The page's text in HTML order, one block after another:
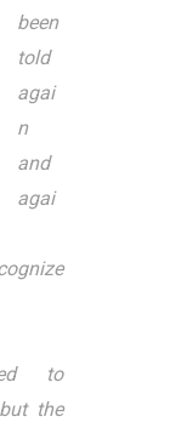
been
told
agai
n
and
agai
to
the